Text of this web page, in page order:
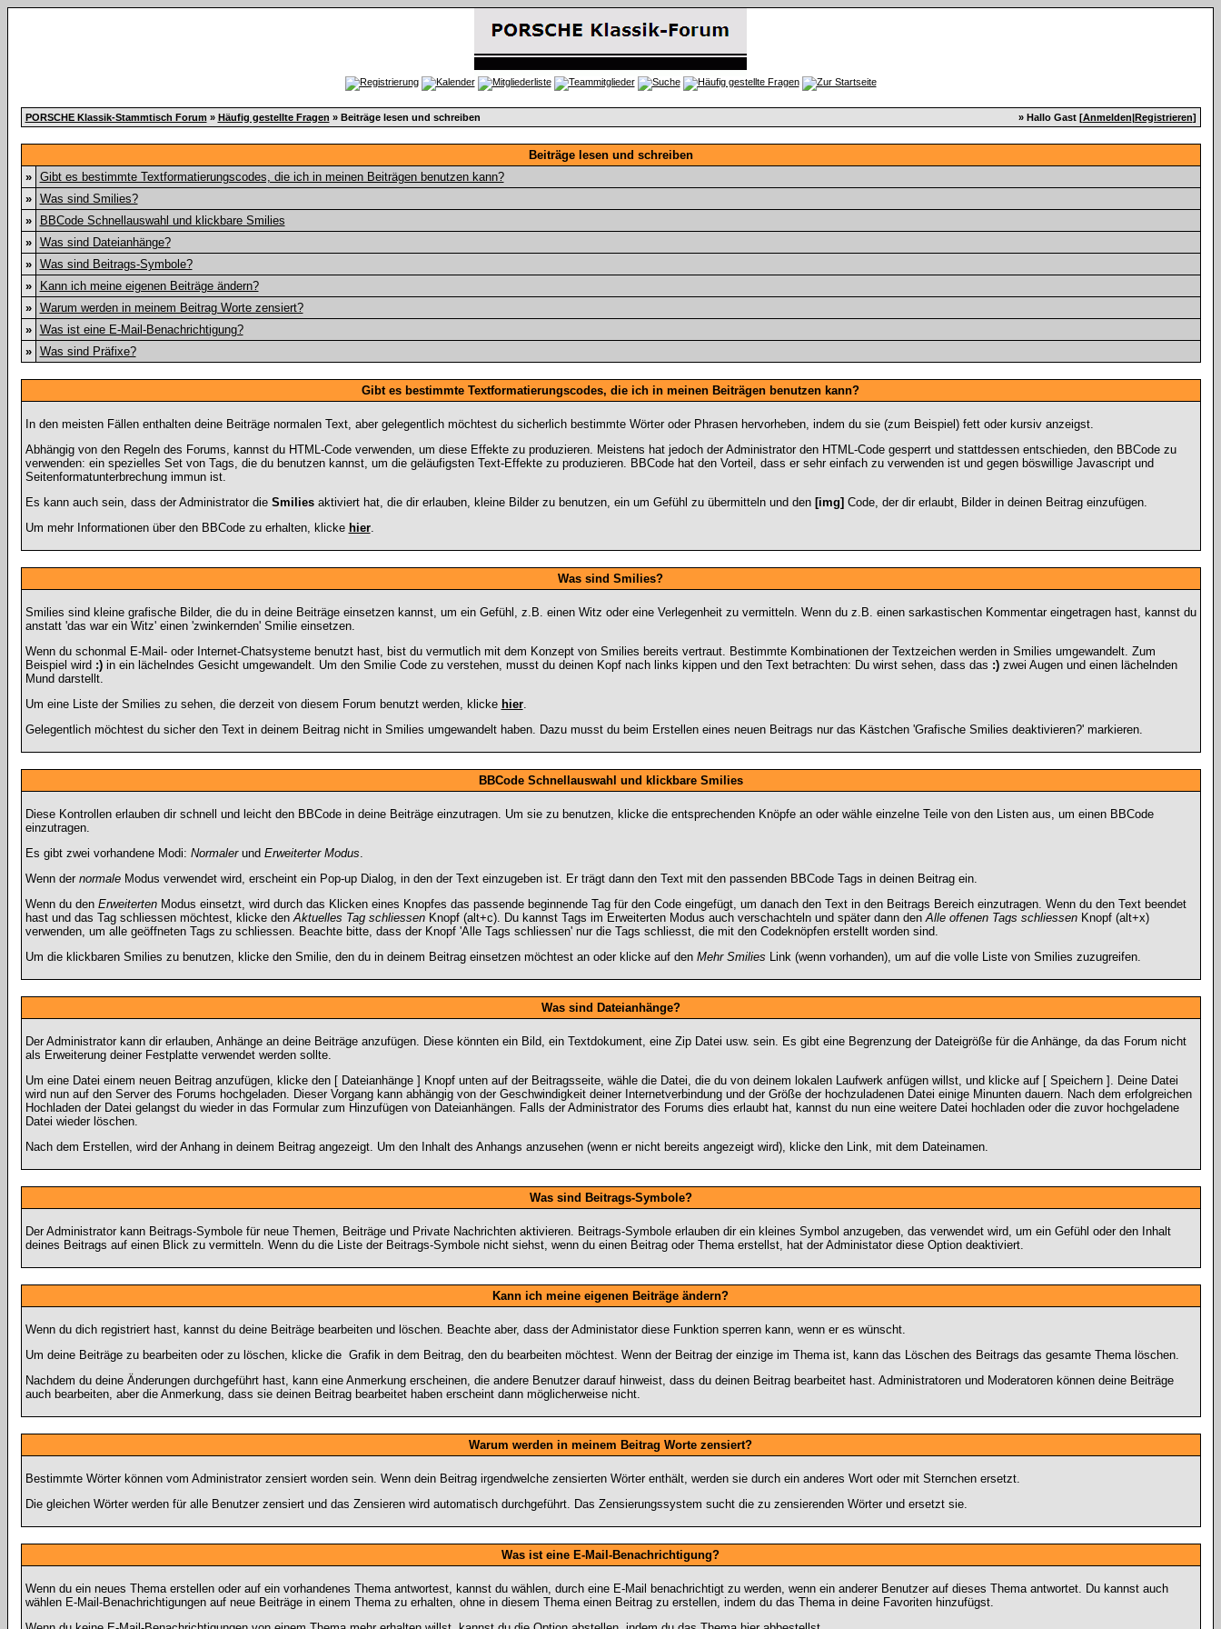
PORSCHE Klassik-Stammtisch Forum » Häufig gestellte Fragen » Beiträge lesen und schreiben » Hallo Gast [Anmelden|Registrieren]
Beiträge lesen und schreiben
»
Gibt es bestimmte Textformatierungscodes, die ich in meinen Beiträgen benutzen kann?
»
Was sind Smilies?
»
BBCode Schnellauswahl und klickbare Smilies
»
Was sind Dateianhänge?
»
Was sind Beitrags-Symbole?
»
Kann ich meine eigenen Beiträge ändern?
»
Warum werden in meinem Beitrag Worte zensiert?
»
Was ist eine E-Mail-Benachrichtigung?
»
Was sind Präfixe?
Gibt es bestimmte Textformatierungscodes, die ich in meinen Beiträgen benutzen kann?
In den meisten Fällen enthalten deine Beiträge normalen Text, aber gelegentlich möchtest du sicherlich bestimmte Wörter oder Phrasen hervorheben, indem du sie (zum Beispiel) fett oder kursiv anzeigst.
Abhängig von den Regeln des Forums, kannst du HTML-Code verwenden, um diese Effekte zu produzieren. Meistens hat jedoch der Administrator den HTML-Code gesperrt und stattdessen entschieden, den BBCode zu
verwenden: ein spezielles Set von Tags, die du benutzen kannst, um die geläufigsten Text-Effekte zu produzieren. BBCode hat den Vorteil, dass er sehr einfach zu verwenden ist und gegen böswillige Javascript und
Seitenformatunterbrechung immun ist.
Es kann auch sein, dass der Administrator die Smiliesaktiviert hat, die dir erlauben, kleine Bilder zu benutzen, ein um Gefühl zu übermitteln und den [img] Code, der dir erlaubt, Bilder in deinen Beitrag einzufügen.
Um mehr Informationen über den BBCode zu erhalten, klicke hier.
Was sind Smilies?
Smilies sind kleine grafische Bilder, die du in deine Beiträge einsetzen kannst, um ein Gefühl, z.B. einen Witz oder eine Verlegenheit zu vermitteln. Wenn du z.B. einen sarkastischen Kommentar eingetragen hast, kannst du
anstatt 'das war ein Witz' einen 'zwinkernden' Smilie einsetzen.
Wenn du schonmal E-Mail- oder Internet-Chatsysteme benutzt hast, bist du vermutlich mit dem Konzept von Smilies bereits vertraut. Bestimmte Kombinationen der Textzeichen werden in Smilies umgewandelt. Zum
Beispiel wird :)in ein lächelndes Gesicht umgewandelt. Um den Smilie Code zu verstehen, musst du deinen Kopf nach links kippen und den Text betrachten: Du wirst sehen, dass das :)zwei Augen und einen lächelnden
Mund darstellt.
Um eine Liste der Smilies zu sehen, die derzeit von diesem Forum benutzt werden, klicke hier.
Gelegentlich möchtest du sicher den Text in deinem Beitrag nicht in Smilies umgewandelt haben. Dazu musst du beim Erstellen eines neuen Beitrags nur das Kästchen 'Grafische Smilies deaktivieren?' markieren.
BBCode Schnellauswahl und klickbare Smilies
Diese Kontrollen erlauben dir schnell und leicht den BBCode in deine Beiträge einzutragen. Um sie zu benutzen, klicke die entsprechenden Knöpfe an oder wähle einzelne Teile von den Listen aus, um einen BBCode
einzutragen.
Es gibt zwei vorhandene Modi: Normalerund Erweiterter Modus.
Wenn der normaleModus verwendet wird, erscheint ein Pop-up Dialog, in den der Text einzugeben ist. Er trägt dann den Text mit den passenden BBCode Tags in deinen Beitrag ein.
Wenn du den ErweitertenModus einsetzt, wird durch das Klicken eines Knopfes das passende beginnende Tag für den Code eingefügt, um danach den Text in den Beitrags Bereich einzutragen. Wenn du den Text beendet
hast und das Tag schliessen möchtest, klicke denAktuelles Tag schliessenKnopf (alt+c). Du kannst Tags im Erweiterten Modus auch verschachteln und später dann denAlle offenen Tags schliessenKnopf (alt+x)
verwenden, um alle geöffneten Tags zu schliessen. Beachte bitte, dass der Knopf 'Alle Tags schliessen' nur die Tags schliesst, die mit den Codeknöpfen erstellt worden sind.
Um die klickbaren Smilies zu benutzen, klicke den Smilie, den du in deinem Beitrag einsetzen möchtest an oder klicke auf den Mehr Smilies Link (wenn vorhanden), um auf die volle Liste von Smilies zuzugreifen.
Was sind Dateianhänge?
Der Administrator kann dir erlauben, Anhänge an deine Beiträge anzufügen. Diese könnten ein Bild, ein Textdokument, eine Zip Datei usw. sein. Es gibt eine Begrenzung der Dateigröße für die Anhänge, da das Forum nicht
als Erweiterung deiner Festplatte verwendet werden sollte.
Um eine Datei einem neuen Beitrag anzufügen, klicke den [ Dateianhänge ] Knopf unten auf der Beitragsseite, wähle die Datei, die du von deinem lokalen Laufwerk anfügen willst, und klicke auf [ Speichern ]. Deine Datei
wird nun auf den Server des Forums hochgeladen. Dieser Vorgang kann abhängig von der Geschwindigkeit deiner Internetverbindung und der Größe der hochzuladenen Datei einige Minunten dauern. Nach dem erfolgreichen
Hochladen der Datei gelangst du wieder in das Formular zum Hinzufügen von Dateianhängen. Falls der Administrator des Forums dies erlaubt hat, kannst du nun eine weitere Datei hochladen oder die zuvor hochgeladene
Datei wieder löschen.
Nach dem Erstellen, wird der Anhang in deinem Beitrag angezeigt. Um den Inhalt des Anhangs anzusehen (wenn er nicht bereits angezeigt wird), klicke den Link, mit dem Dateinamen.
Was sind Beitrags-Symbole?
Der Administrator kann Beitrags-Symbole für neue Themen, Beiträge und Private Nachrichten aktivieren. Beitrags-Symbole erlauben dir ein kleines Symbol anzugeben, das verwendet wird, um ein Gefühl oder den Inhalt
deines Beitrags auf einen Blick zu vermitteln. Wenn du die Liste der Beitrags-Symbole nicht siehst, wenn du einen Beitrag oder Thema erstellst, hat der Administator diese Option deaktiviert.
Kann ich meine eigenen Beiträge ändern?
Wenn du dich registriert hast, kannst du deine Beiträge bearbeiten und löschen. Beachte aber, dass der Administator diese Funktion sperren kann, wenn er es wünscht.
Um deine Beiträge zu bearbeiten oder zu löschen, klicke die Grafik in dem Beitrag, den du bearbeiten möchtest. Wenn der Beitrag der einzige im Thema ist, kann das Löschen des Beitrags das gesamte Thema löschen.
Nachdem du deine Änderungen durchgeführt hast, kann eine Anmerkung erscheinen, die andere Benutzer darauf hinweist, dass du deinen Beitrag bearbeitet hast. Administratoren und Moderatoren können deine Beiträge
auch bearbeiten, aber die Anmerkung, dass sie deinen Beitrag bearbeitet haben erscheint dann möglicherweise nicht.
Warum werden in meinem Beitrag Worte zensiert?
Bestimmte Wörter können vom Administrator zensiert worden sein. Wenn dein Beitrag irgendwelche zensierten Wörter enthält, werden sie durch ein anderes Wort oder mit Sternchen ersetzt.
Die gleichen Wörter werden für alle Benutzer zensiert und das Zensieren wird automatisch durchgeführt. Das Zensierungssystem sucht die zu zensierenden Wörter und ersetzt sie.
Was ist eine E-Mail-Benachrichtigung?
Wenn du ein neues Thema erstellen oder auf ein vorhandenes Thema antwortest, kannst du wählen, durch eine E-Mail benachrichtigt zu werden, wenn ein anderer Benutzer auf dieses Thema antwortet. Du kannst auch
wählen E-Mail-Benachrichtigungen auf neue Beiträge in einem Thema zu erhalten, ohne in diesem Thema einen Beitrag zu erstellen, indem du das Thema in deine Favoriten hinzufügst.